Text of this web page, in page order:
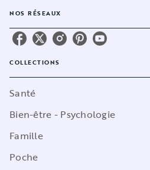
NOS RÉSEAUX
COLLECTIONS
Santé
Bien-être - Psychologie
Famille
Poche